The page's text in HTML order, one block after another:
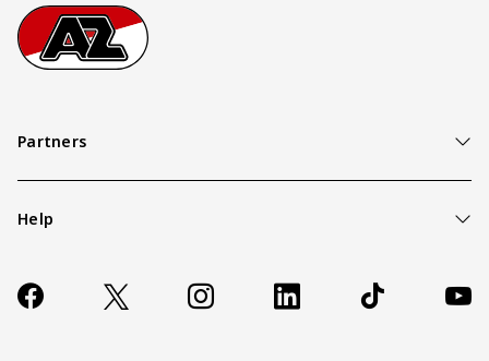
Footer
Ga naar onze homepage
Partners
Help
Contact
FAQ
Socials
https://www.facebook.com/AZAlkmaar
X Instagram LinkedIn TikTok